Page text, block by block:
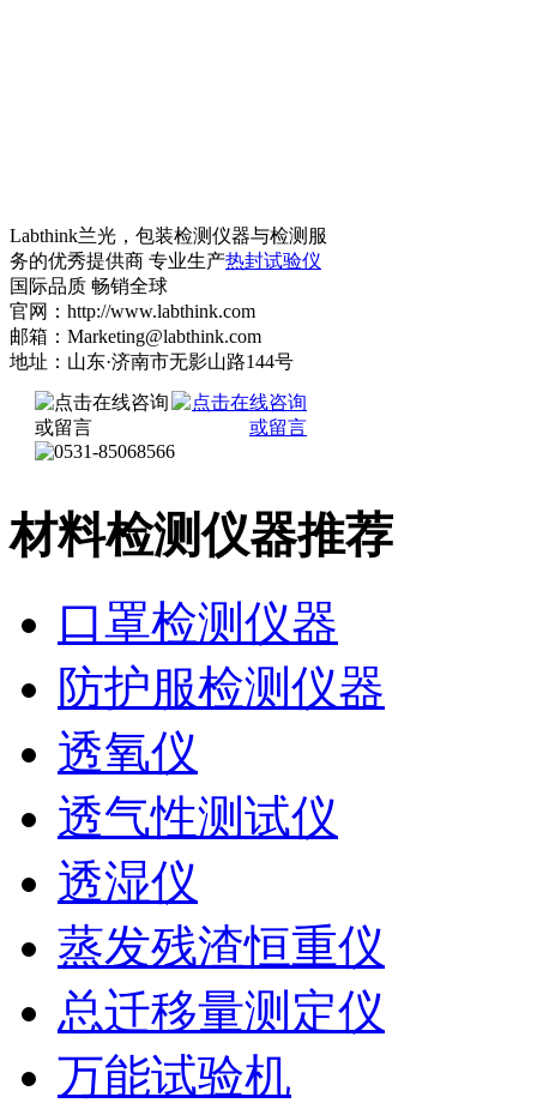
Labthink兰光，包装检测仪器与检测服
务的优秀提供商 专业生产热封试验仪
国际品质 畅销全球
官网：http://www.labthink.com
邮箱：Marketing@labthink.com
地址：山东·济南市无影山路144号
材料检测仪器推荐
口罩检测仪器
防护服检测仪器
透氧仪
透气性测试仪
透湿仪
蒸发残渣恒重仪
总迁移量测定仪
万能试验机